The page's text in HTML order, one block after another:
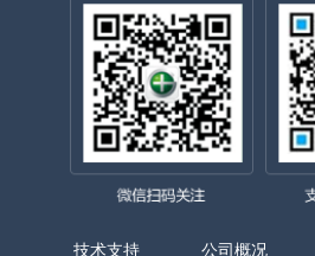
技术支持 公司概况